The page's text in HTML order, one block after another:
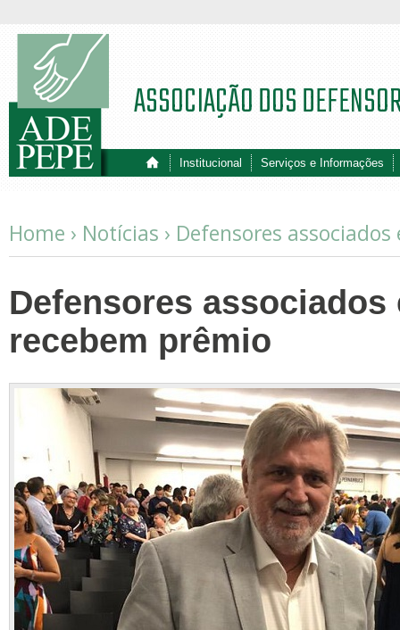
Institucional Serviços e Informações
ASSOCIAÇÃO DOS
Home › Notícias › Defensores
Defensores associados
recebem prêmio